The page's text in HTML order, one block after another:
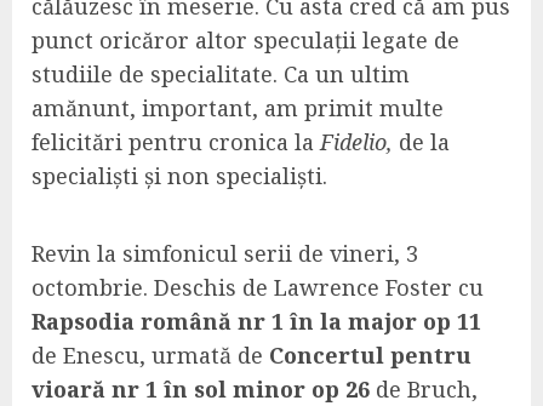
călăuzesc în meserie. Cu asta cred că am pus
punct oricăror altor speculații legate de
studiile de specialitate. Ca un ultim
amănunt, important, am primit multe
felicitări pentru cronica laFidelio, de la
specialiști și non specialiști.
Revin la simfonicul serii de vineri, 3
octombrie. Deschis de Lawrence Foster cu
Rapsodia română nr 1 în la major op 11
de Enescu, urmată de Concertul pentru
vioară nr 1 în sol minor op 26 de Bruch,